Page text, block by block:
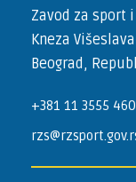
Zavod za sport
Kneza
Beograd,
+381 11 3555 460